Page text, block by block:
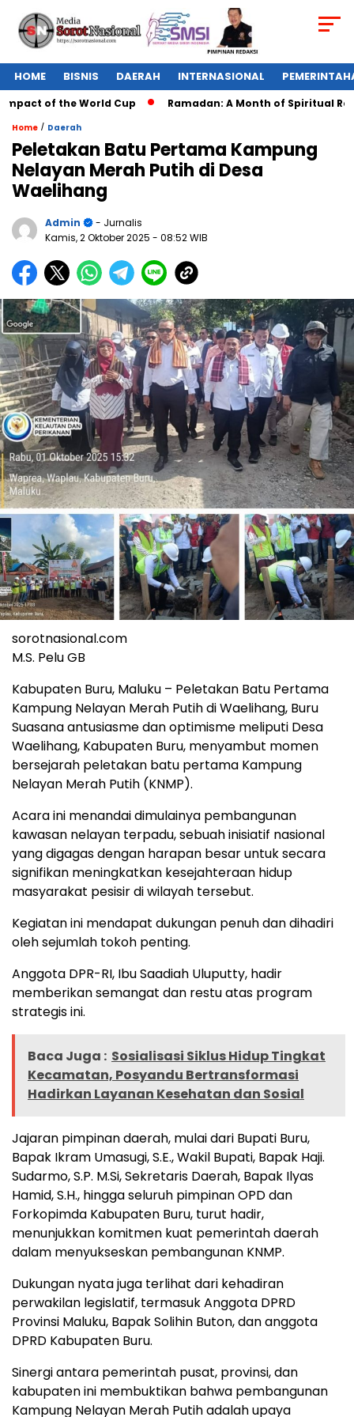
HOME BISNIS DAERAH INTERNASIONAL
of the World Cup Ramadan: A Month of Spiritual
Home / Daerah
Peletakan Batu Pertama Kampung
Nelayan Merah Putih di Desa
Waelihang
Admin
- Jurnalis
Kamis, 2 Oktober 2025 - 08:52 WIB
sorotnasional.com
M.S. Pelu GB
Kabupaten Buru, Maluku – Peletakan Batu Pertama
Kampung Nelayan Merah Putih di Waelihang, Buru
Suasana antusiasme dan optimisme meliputi Desa
Waelihang, Kabupaten Buru, menyambut momen
bersejarah peletakan batu pertama Kampung
Nelayan Merah Putih (KNMP).
Acara ini menandai dimulainya pembangunan
kawasan nelayan terpadu, sebuah inisiatif nasional
yang digagas dengan harapan besar untuk secara
signifikan meningkatkan kesejahteraan hidup
masyarakat pesisir di wilayah tersebut.
Kegiatan ini mendapat dukungan penuh dan dihadiri
oleh sejumlah tokoh penting.
Anggota DPR-RI, Ibu Saadiah Uluputty, hadir
memberikan semangat dan restu atas program
strategis ini.
Baca Juga : Sosialisasi Siklus Hidup Tingkat
Kecamatan, Posyandu Bertransformasi
Hadirkan Layanan Kesehatan dan Sosial
Jajaran pimpinan daerah, mulai dari Bupati Buru,
Bapak Ikram Umasugi, S.E., Wakil Bupati, Bapak Haji.
Sudarmo, S.P. M.Si, Sekretaris Daerah, Bapak Ilyas
Hamid, S.H., hingga seluruh pimpinan OPD dan
Forkopimda Kabupaten Buru, turut hadir,
menunjukkan komitmen kuat pemerintah daerah
dalam menyukseskan pembangunan KNMP.
Dukungan nyata juga terlihat dari kehadiran
perwakilan legislatif, termasuk Anggota DPRD
Provinsi Maluku, Bapak Solihin Buton, dan anggota
DPRD Kabupaten Buru.
Sinergi antara pemerintah pusat, provinsi, dan
kabupaten ini membuktikan bahwa pembangunan
Kampung Nelayan Merah Putih adalah upaya